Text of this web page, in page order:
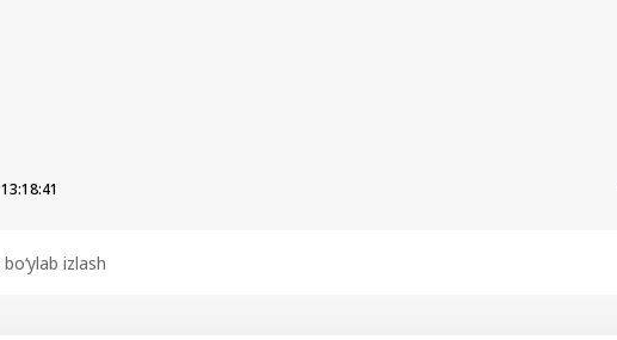
13:18:41